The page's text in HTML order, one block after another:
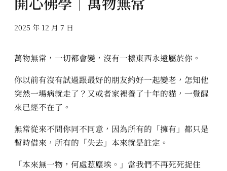
2025 年 12 月 7 日
萬物無常，一切都會變，沒有一樣東西永遠屬於你。
你以前有沒有試過跟最好的朋友約好一起變老，怎知他
突然一場病就走了？又或者家裡養了十年的貓，一覺醒
來已經不在了。
無常從來不問你同不同意，因為所有的「擁有」都只是
暫時借來，所有的「失去」本來就是註定。
「本來無一物，何處惹塵埃。」當我們不再死死捉住